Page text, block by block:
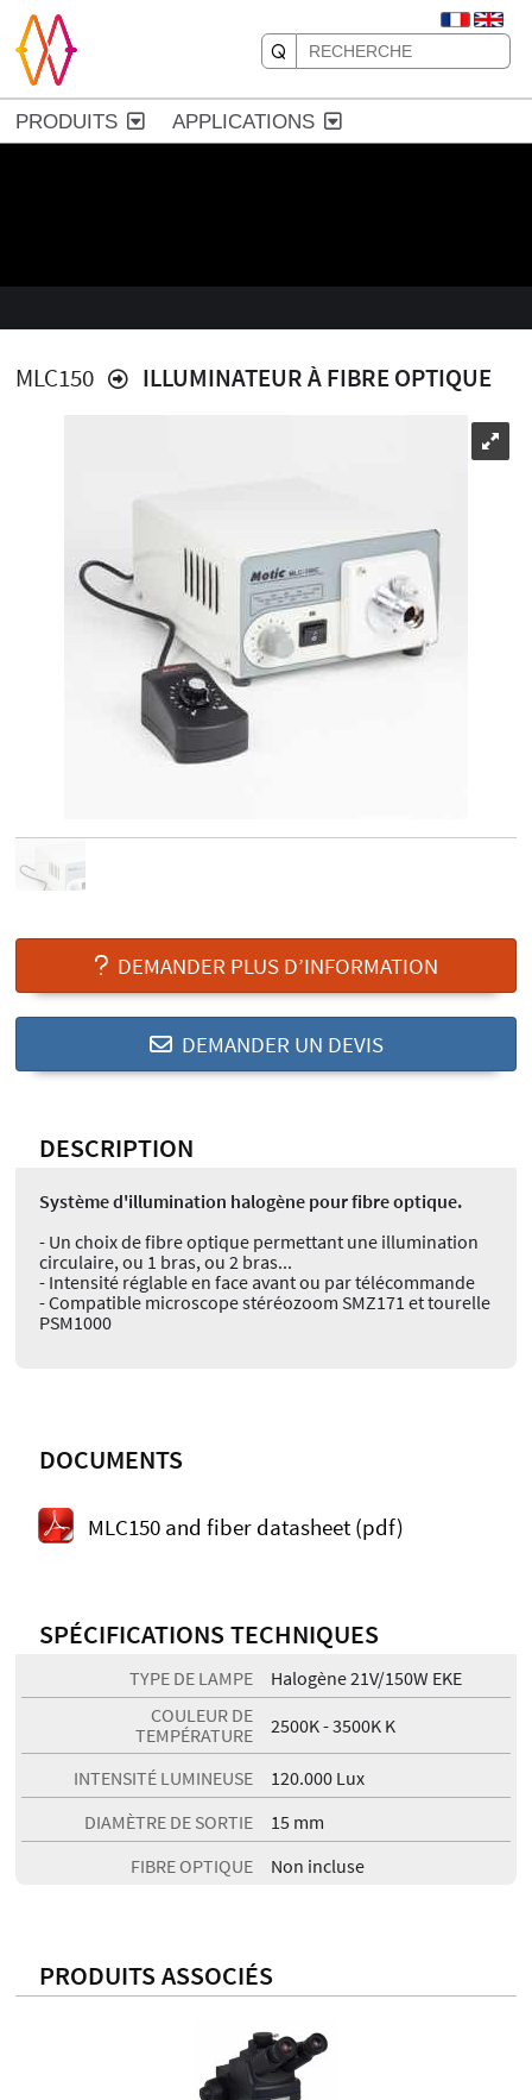
PRODUITS APPLICATIONS
MLC150 ILLUMINATEUR À FIBRE OPTIQUE
DEMANDER PLUS D’INFORMATION
DEMANDER UN DEVIS
DESCRIPTION
Système d'illumination halogène pour fibre optique.
- Un choix de fibre optique permettant une illumination
circulaire, ou 1 bras, ou 2 bras...
- Intensité réglable en face avant ou par télécommande
- Compatible microscope stéréozoom SMZ171 et tourelle
PSM1000
DOCUMENTS
MLC150 and fiber datasheet (pdf)
SPÉCIFICATIONS TECHNIQUES
TYPE DE LAMPE
Halogène 21V/150W EKE
COULEUR DE
TEMPÉRATURE
2500K - 3500K K
INTENSITÉ LUMINEUSE
120.000 Lux
DIAMÈTRE DE SORTIE
15 mm
FIBRE OPTIQUE
Non incluse
PRODUITS ASSOCIÉS